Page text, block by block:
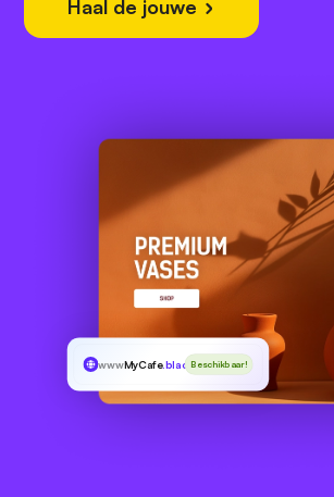
Haal de jouwe
wwwMyCafe.blackBeschikbaar!